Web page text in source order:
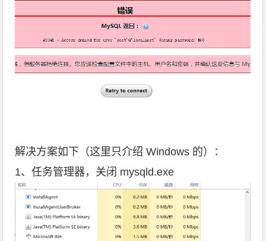
解决方案如下（这里只介绍 Windows 的）：
1、任务管理器，关闭 mysqld.exe